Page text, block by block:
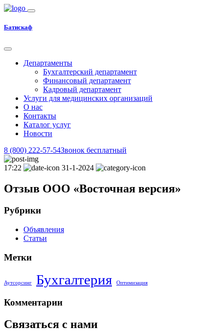
Батискаф
Департаменты
Бухгалтерский департамент
Финансовый департамент
Кадровый департамент
Услуги для медицинских организаций
О нас
Контакты
Каталог услуг
Новости
8 (800) 222-57-54Звонок бесплатный
17:22 31-1-2024
Отзыв ООО «Восточная версия»
Рубрики
Объявления
Статьи
Метки
Аутсорсинг Бухгалтерия Оптимизация
Комментарии
Связаться с нами